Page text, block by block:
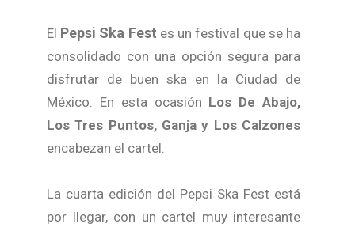
El Pepsi Ska Fest es un festival que se ha
consolidado con una opción segura para
disfrutar de buen ska en la Ciudad de
México. En esta ocasión Los De Abajo,
Los Tres Puntos, Ganja y Los Calzones
encabezan el cartel.
La cuarta edición del Pepsi Ska Fest está
por llegar, con un cartel muy interesante